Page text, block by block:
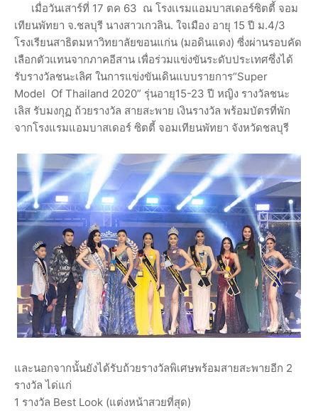
เมื่อวันเสาร์ที่ 17 ตค 63 ณ โรงเเรมแอมบาสเดอร์ซิตตี้ จอม
เทียนพัทยา จ.ชลบุรี นางสาวเกวลิน. ใจเมือง อายุ 15 ปี ม.4/3
โรงเรียนสาธิตมหาวิทยาลัยขอนแก่น (มอดินแดง) ซี่งผ่านรอบคัด
เลือกตัวแทนจากภาคอีสาน เพื่อร่วมแข่งขันระดับประเทศซึ่งได้
รับรางวัลชนะเลิศ ในการแข่งขันเดินแบบรายการ“Super
Model Of Thailand 2020” รุ่นอายุ15-23 ปี หญิง รางวัลชนะ
เลิส รับมงกุฏ ถ้วยรางวัล สายสะพาย เงินรางวัล พร้อมบัตรที่พัก
จากโรงแรมแอมบาสเดอร์ ซิตตี้ จอมเทียนพัทยา จังหวัดชลบุรี
และนอกจากนั้นยังได้รับถ้วยรางวัลพิเศษพร้อมสายสะพายอีก 2
รางวัล ได่แก่
1 รางวัล Best Look (แต่งหน้าสวยที่สุด)